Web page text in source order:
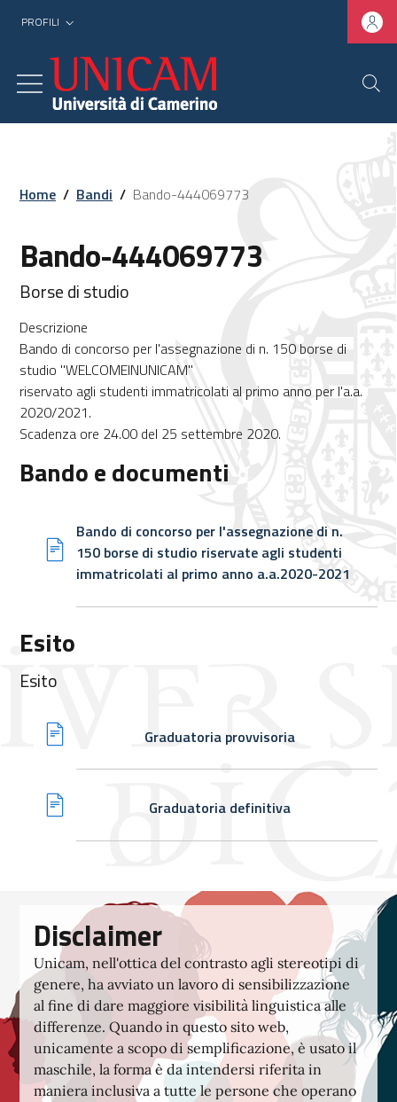
PROFILI
Home / Bandi / Bando-444069773
Bando-444069773
Borse di studio
Descrizione
Bando di concorso per l'assegnazione di n. 150 borse di
studio "WELCOMEINUNICAM"
riservato agli studenti immatricolati al primo anno per l'a.a.
2020/2021.
Scadenza ore 24.00 del 25 settembre 2020.
Bando e documenti
Bando di concorso per l'assegnazione di n.
150 borse di studio riservate agli studenti
immatricolati al primo anno a.a.2020-2021
Esito
Esito
Graduatoria provvisoria
Graduatoria definitiva
Disclaimer
Unicam, nell'ottica del contrasto agli stereotipi di
genere, ha avviato un lavoro di sensibilizzazione
al fine di dare maggiore visibilità linguistica alle
differenze. Quando in questo sito web,
unicamente a scopo di semplificazione, è usato il
maschile, la forma è da intendersi riferita in
maniera inclusiva a tutte le persone che operano